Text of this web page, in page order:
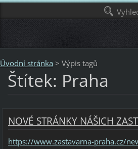
Úvodní stránka > Výpis tagů
Štítek: Praha
NOVÉ STRÁNKY NÁŠICH
https://www.zastavarna-praha.cz/